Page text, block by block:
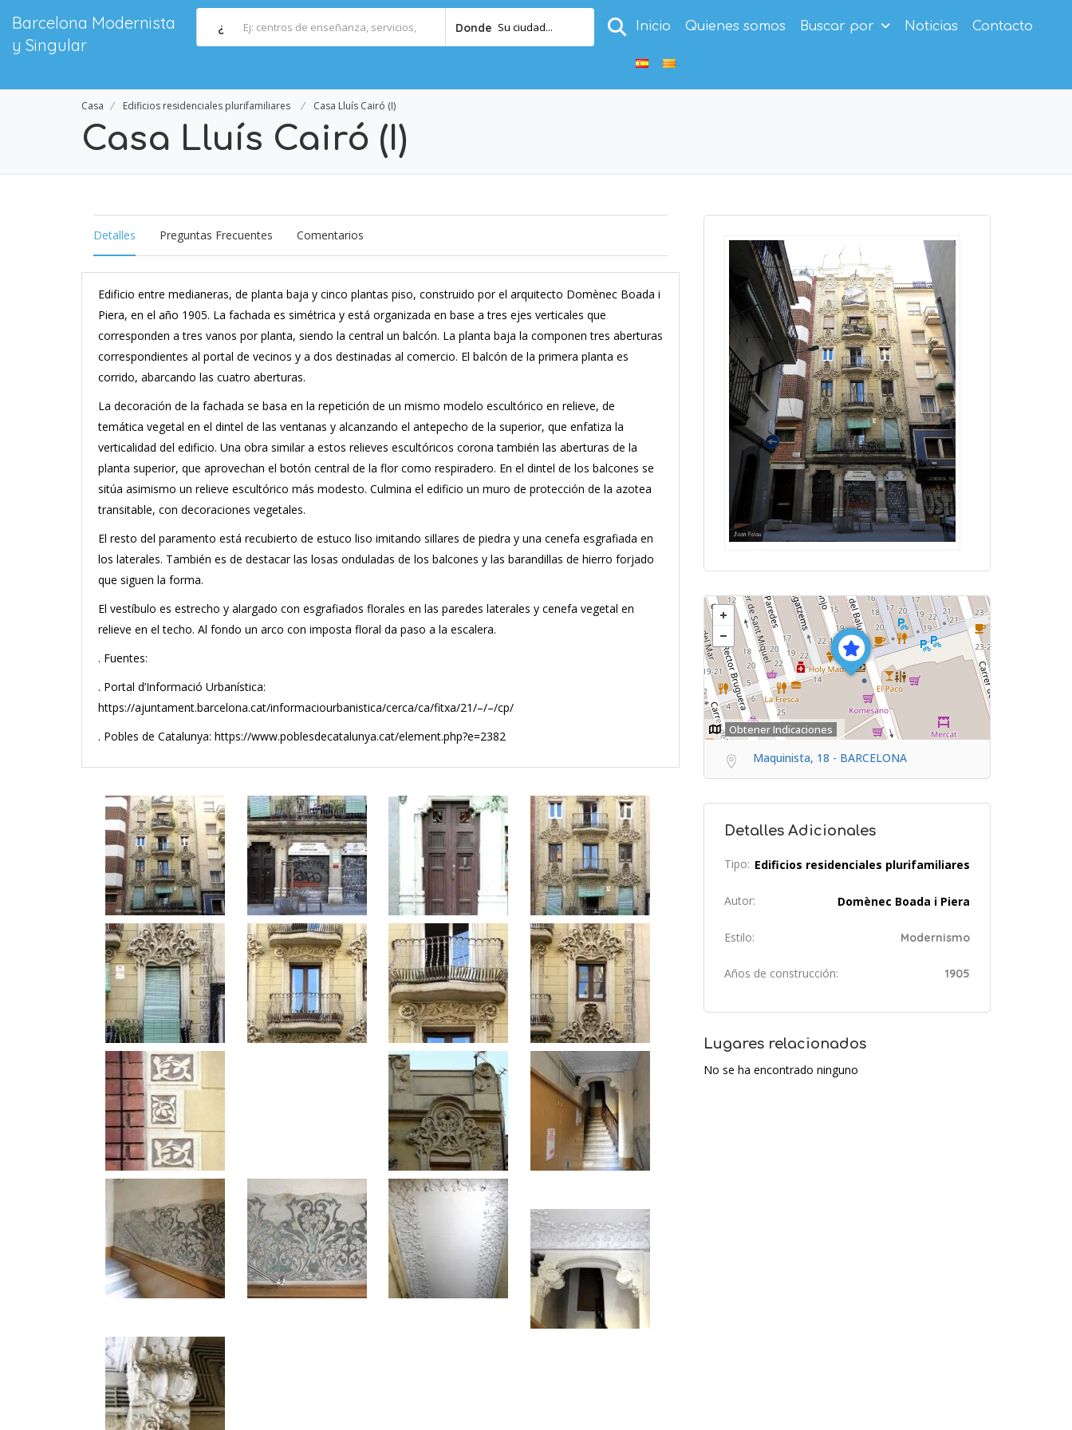
Barcelona Modernista
y Singular
¿ Donde Su ciudad... Inicio Quienes somos Buscar por Noticias Contacto
Casa Edificios residenciales plurifamiliares Casa Lluís Cairó (I)
Casa Lluís Cairó (I)
Detalles Preguntas Frecuentes Comentarios
Edificio entre medianeras, de planta baja y cinco plantas piso, construido por el arquitecto Domènec Boada i
Piera, en el año 1905. La fachada es simétrica y está organizada en base a tres ejes verticales que
corresponden a tres vanos por planta, siendo la central un balcón. La planta baja la componen tres aberturas
correspondientes al portal de vecinos y a dos destinadas al comercio. El balcón de la primera planta es
corrido, abarcando las cuatro aberturas.
La decoración de la fachada se basa en la repetición de un mismo modelo escultórico en relieve, de
temática vegetal en el dintel de las ventanas y alcanzando el antepecho de la superior, que enfatiza la
verticalidad del edificio. Una obra similar a estos relieves escultóricos corona también las aberturas de la
planta superior, que aprovechan el botón central de la flor como respiradero. En el dintel de los balcones se
sitúa asimismo un relieve escultórico más modesto. Culmina el edificio un muro de protección de la azotea
transitable, con decoraciones vegetales.
El resto del paramento está recubierto de estuco liso imitando sillares de piedra y una cenefa esgrafiada en
los laterales. También es de destacar las losas onduladas de los balcones y las barandillas de hierro forjado
que siguen la forma.
El vestíbulo es estrecho y alargado con esgrafiados florales en las paredes laterales y cenefa vegetal en
relieve en el techo. Al fondo un arco con imposta floral da paso a la escalera.
. Fuentes:
. Portal d’Informació Urbanística:
https://ajuntament.barcelona.cat/informaciourbanistica/cerca/ca/fitxa/21/–/–/cp/
. Pobles de Catalunya: https://www.poblesdecatalunya.cat/element.php?e=2382
Obtener Indicaciones
Maquinista, 18 - BARCELONA
Detalles Adicionales
Tipo: Edificios residenciales plurifamiliares
Autor: Domènec Boada i Piera
Estilo: Modernismo
Años de construcción: 1905
Lugares relacionados
No se ha encontrado ninguno